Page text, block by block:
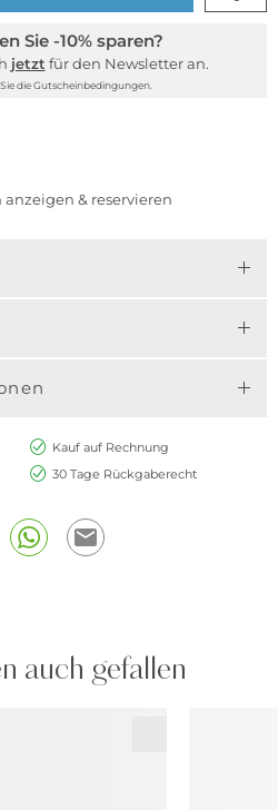
Sie -10% sparen?
jetzt für den Newsletter an.
die Gutscheinbedingungen.
& reservieren
Kauf auf Rechnung
30 Tage Rückgaberecht
auch gefallen